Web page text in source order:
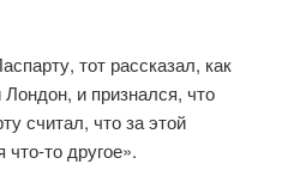
тот рассказал, как
и признался, что
считал, что за этой
то другое».